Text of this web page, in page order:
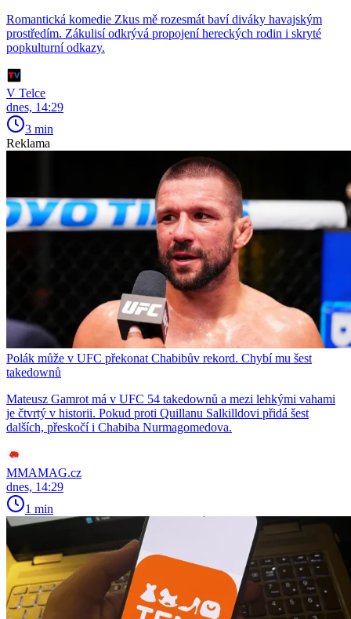
Romantická komedie Zkus mě rozesmát baví diváky havajským
prostředím. Zákulisí odkrývá propojení hereckých rodin i skryté
popkulturní odkazy.
V Telce
dnes, 14:29
3 min
Reklama
Polák může v UFC překonat Chabibův rekord. Chybí mu šest
takedownů
Mateusz Gamrot má v UFC 54 takedownů a mezi lehkými vahami
je čtvrtý v historii. Pokud proti Quillanu Salkilldovi přidá šest
dalších, přeskočí i Chabiba Nurmagomedova.
MMAMAG.cz
dnes, 14:29
1 min